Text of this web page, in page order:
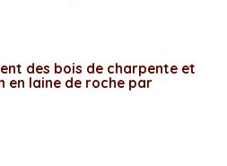
des bois de charpente et
en laine de roche par